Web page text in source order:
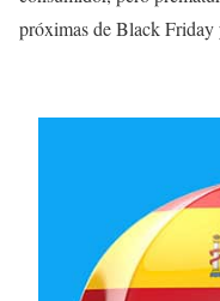
próximas de Black Friday